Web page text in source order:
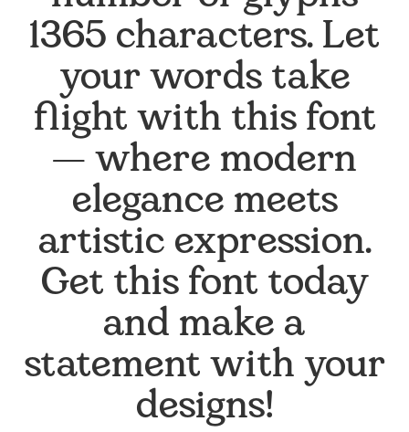
1365 characters. Let
your words take
flight with this font
— where modern
elegance meets
artistic expression.
Get this font today
and make a
statement with your
designs!